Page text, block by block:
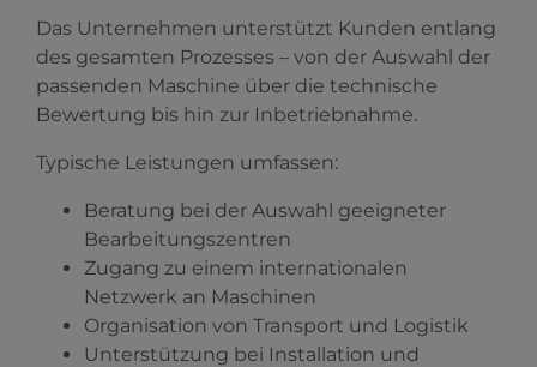
Das Unternehmen unterstützt Kunden entlang
des gesamten Prozesses – von der Auswahl der
passenden Maschine über die technische
Bewertung bis hin zur Inbetriebnahme.
Typische Leistungen umfassen:
Beratung bei der Auswahl geeigneter
Bearbeitungszentren
Zugang zu einem internationalen
Netzwerk an Maschinen
Organisation von Transport und Logistik
Unterstützung bei Installation und